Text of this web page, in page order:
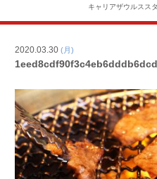
キャリアザウルスス
2020.03.30 (月)